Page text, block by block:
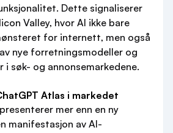
Dette signaliserer
Valley, hvor AI ikke bare
for internett, men også
nye forretningsmodeller og
i søk- og annonsemarkedene.
Atlas i markedet
mer enn en ny
manifestasjon av AI-